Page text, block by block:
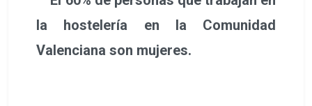
la hostelería en la Comunidad
Valenciana son mujeres.